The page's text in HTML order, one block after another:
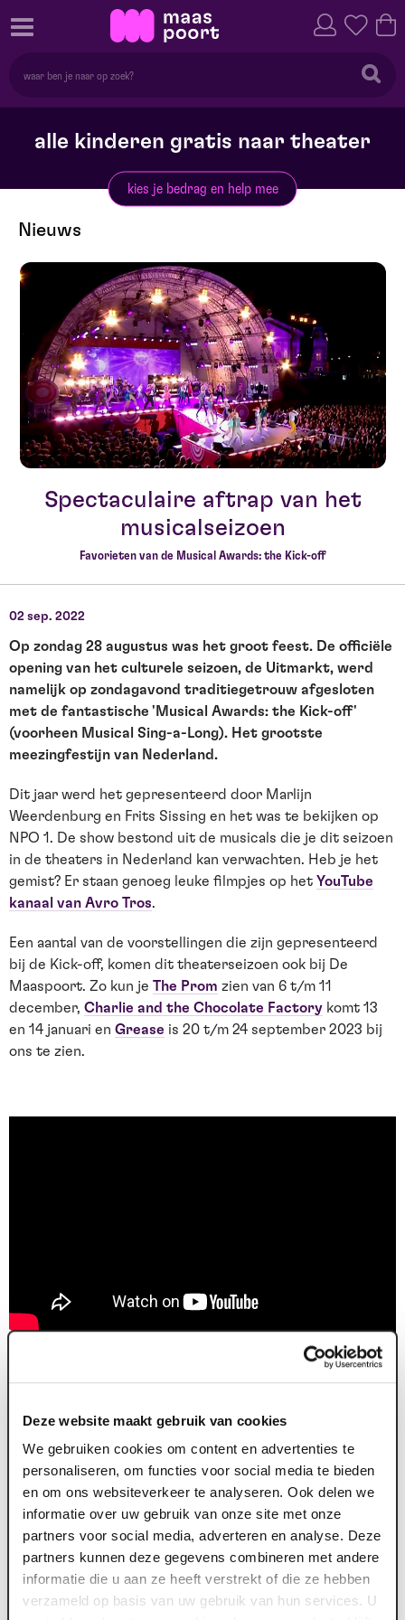
Deze website maakt gebruik van cookies
We gebruiken cookies om content en advertenties te
personaliseren, om functies voor social media te bieden
en om ons websiteverkeer te analyseren. Ook delen we
informatie over uw gebruik van onze site met onze
partners voor social media, adverteren en analyse. Deze
partners kunnen deze gegevens combineren met andere
informatie die u aan ze heeft verstrekt of die ze hebben
verzameld op basis van uw gebruik van hun services. U
alle kinderen gratis naar theater
kies je bedrag en help mee
Nieuws
Spectaculaire aftrap van het
musicalseizoen
Favorieten van de Musical Awards: the Kick-off
02 sep. 2022
Op zondag 28 augustus was het groot feest. De officiële
opening van het culturele seizoen, de Uitmarkt, werd
namelijk op zondagavond traditiegetrouw afgesloten
met de fantastische 'Musical Awards: the Kick-off'
(voorheen Musical Sing-a-Long). Het grootste
meezingfestijn van Nederland.
Dit jaar werd het gepresenteerd door Marlijn
Weerdenburg en Frits Sissing en het was te bekijken op
NPO 1. De show bestond uit de musicals die je dit seizoen
in de theaters in Nederland kan verwachten. Heb je het
gemist? Er staan genoeg leuke filmpjes op het YouTube
kanaal van Avro Tros.
Een aantal van de voorstellingen die zijn gepresenteerd
bij de Kick-off, komen dit theaterseizoen ook bij De
Maaspoort. Zo kun je The Prom zien van 6 t/m 11
december, Charlie and the Chocolate Factory komt 13
en 14 januari en Grease is 20 t/m 24 september 2023 bij
ons te zien.
22 jul. 2026
Deze zomer: Maaspoort wordt
televisiestudio
Van dinsdag 4 tot en met zaterdag 8 augustus gebeurt er